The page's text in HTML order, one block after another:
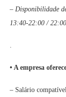
– Disponibilidade
13:40-22:00 /
• A empresa
– Salário